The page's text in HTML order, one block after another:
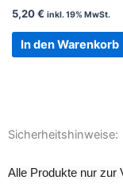
5,20€ inkl. 19% MwSt.
In den Warenkorb
Sicherheitshinweise:
Alle Produkte nur zur